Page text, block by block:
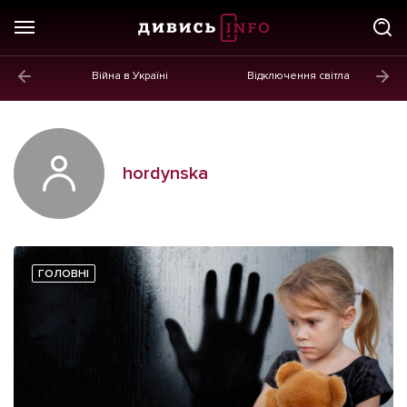
Війна в Україні Відключення світла
Новини
Політика
Економіка
Бізнес
Життя
hordynska
ГОЛОВНІ